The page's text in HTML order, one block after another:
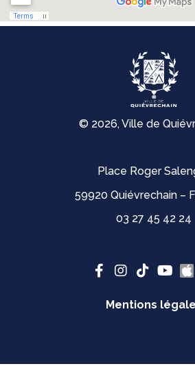
© 2026, Ville de
Place Roger
59920 Quiévrechain –
03 27 45 42 24
Mentions